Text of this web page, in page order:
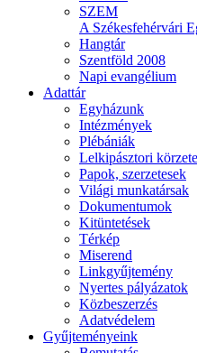
SZEM
A Székesfehérvári
Hangtár
Szentföld 2008
Napi evangélium
Adattár
Egyházunk
Intézmények
Plébániák
Lelkipásztori
Papok, szerzetesek
Világi munkatársak
Dokumentumok
Kitüntetések
Térkép
Miserend
Linkgyűjtemény
Nyertes pályázatok
Közbeszerzés
Adatvédelem
Gyűjteményeink